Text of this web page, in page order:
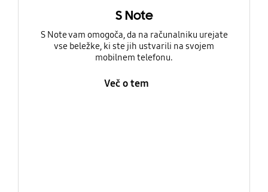
S Note
S Note vam omogoča, da na računalniku urejate
vse beležke, ki ste jih ustvarili na svojem
mobilnem telefonu.
Več o tem